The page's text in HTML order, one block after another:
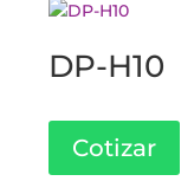
DP-H10
Cotizar